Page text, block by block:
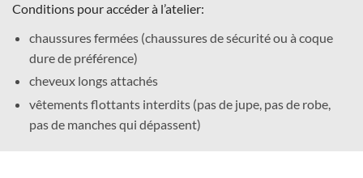
Conditions pour accéder à l’atelier:
chaussures fermées (chaussures de sécurité ou à coque
dure de préférence)
cheveux longs attachés
vêtements flottants interdits (pas de jupe, pas de robe,
pas de manches qui dépassent)